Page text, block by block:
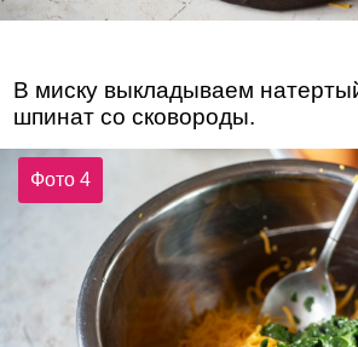
В миску выкладываем
шпинат со сковороды.
Фото 4